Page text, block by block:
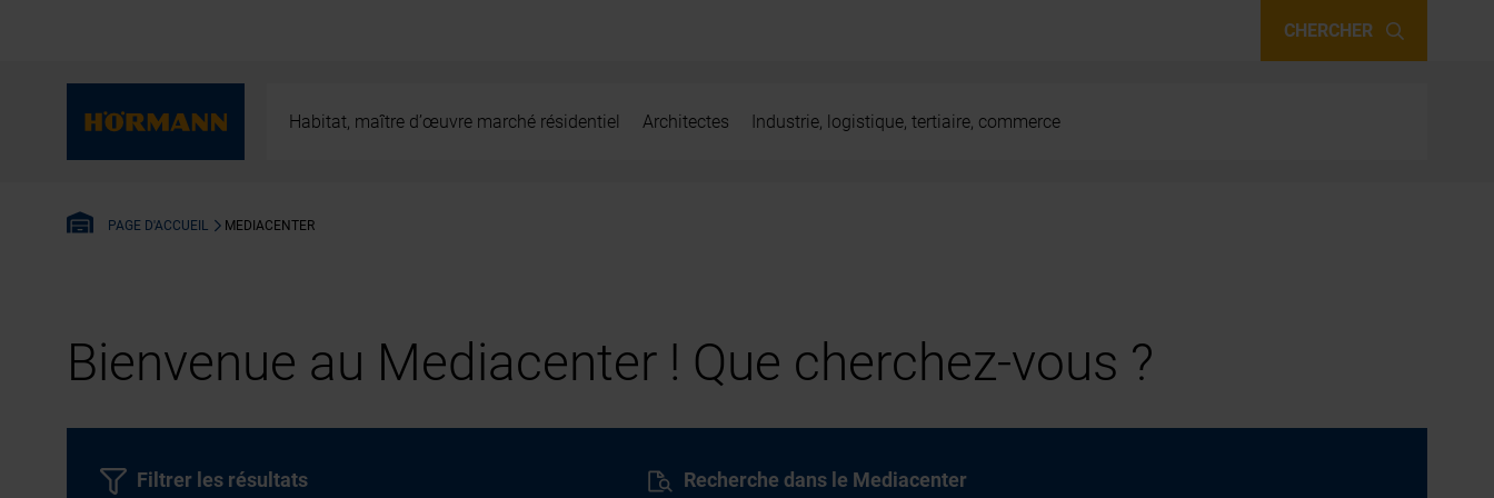
CHERCHER
Habitat, maître d’œuvre marché résidentiel Architectes Industrie, logistique, tertiaire, commerce
PAGE D'ACCUEIL MEDIACENTER
Bienvenue au Mediacenter ! Que cherchez-vous ?
Recherche dans le Mediacenter
Filtrer les résultats